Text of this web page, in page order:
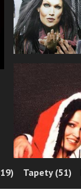
Tapety (51)